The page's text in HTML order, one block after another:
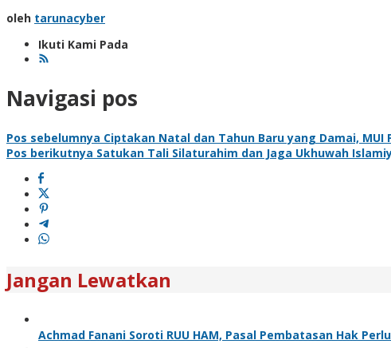
oleh tarunacyber
Ikuti Kami Pada
Navigasi pos
Pos sebelumnya Ciptakan Natal dan Tahun Baru yang Damai,
Pos berikutnya Satukan Tali Silaturahim dan Jaga Ukhuwah
Jangan Lewatkan
Achmad Fanani Soroti RUU HAM, Pasal Pembatasan Hak